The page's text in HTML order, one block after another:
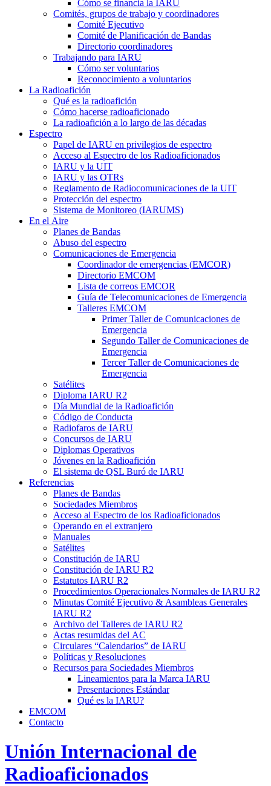
Cómo se financia la IARU
Comités, grupos de trabajo y coordinadores
Comité Ejecutivo
Comité de Planificación de Bandas
Directorio coordinadores
Trabajando para IARU
Cómo ser voluntarios
Reconocimiento a voluntarios
La Radioafición
Qué es la radioafición
Cómo hacerse radioaficionado
La radioafición a lo largo de las décadas
Espectro
Papel de IARU en privilegios de espectro
Acceso al Espectro de los Radioaficionados
IARU y la UIT
IARU y las OTRs
Reglamento de Radiocomunicaciones de la UIT
Protección del espectro
Sistema de Monitoreo (IARUMS)
En el Aire
Planes de Bandas
Abuso del espectro
Comunicaciones de Emergencia
Coordinador de emergencias (EMCOR)
Directorio EMCOM
Lista de correos EMCOR
Guía de Telecomunicaciones de Emergencia
Talleres EMCOM
Primer Taller de Comunicaciones de
Emergencia
Segundo Taller de Comunicaciones de
Emergencia
Tercer Taller de Comunicaciones de
Emergencia
Satélites
Diploma IARU R2
Día Mundial de la Radioafición
Código de Conducta
Radiofaros de IARU
Concursos de IARU
Diplomas Operativos
Jóvenes en la Radioafición
El sistema de QSL Buró de IARU
Referencias
Planes de Bandas
Sociedades Miembros
Acceso al Espectro de los Radioaficionados
Operando en el extranjero
Manuales
Satélites
Constitución de IARU
Constitución de IARU R2
Estatutos IARU R2
Procedimientos Operacionales Normales de IARU R2
Minutas Comité Ejecutivo & Asambleas Generales
IARU R2
Archivo del Talleres de IARU R2
Actas resumidas del AC
Circulares “Calendarios” de IARU
Políticas y Resoluciones
Recursos para Sociedades Miembros
Lineamientos para la Marca IARU
Presentaciones Estándar
Qué es la IARU?
EMCOM
Contacto
Unión Internacional de
Radioaficionados